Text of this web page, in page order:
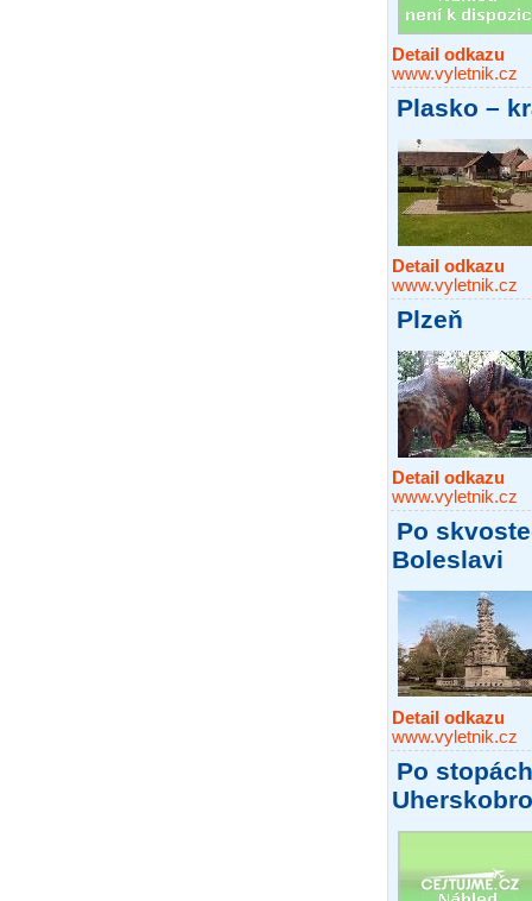
Detail odkazu
www.vyletnik.cz
Plasko –
Detail odkazu
www.vyletnik.cz
Plzeň
Detail odkazu
www.vyletnik.cz
Po
Boleslavi
Detail odkazu
www.vyletnik.cz
Po